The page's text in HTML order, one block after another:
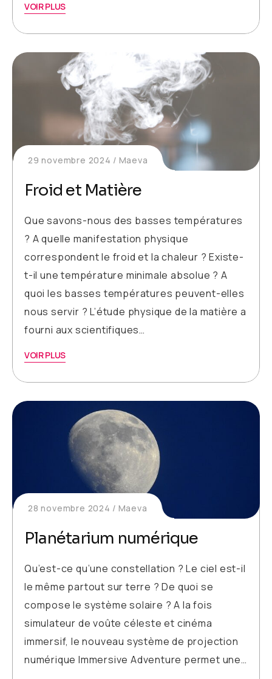
VOIR PLUS
29 novembre 2024 Maeva
Froid et Matière
Que savons-nous des basses températures
? A quelle manifestation physique
correspondent le froid et la chaleur ? Existe-
t-il une température minimale absolue ? A
quoi les basses températures peuvent-elles
nous servir ? L’étude physique de la matière a
fourni aux scientifiques…
VOIR PLUS
28 novembre 2024 Maeva
Planétarium numérique
Qu’est-ce qu’une constellation ? Le ciel est-il
le même partout sur terre ? De quoi se
compose le système solaire ? A la fois
simulateur de voûte céleste et cinéma
immersif, le nouveau système de projection
numérique Immersive Adventure permet une…